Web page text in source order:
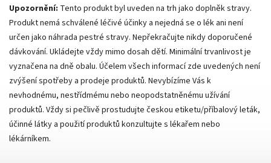
Upozornění: Tento produkt byl uveden na trh jako doplněk stravy.
Produkt nemá schválené léčivé účinky a nejedná se o lék ani není
určen jako náhrada pestré stravy. Nepřekračujte nikdy doporučené
dávkování. Ukládejte vždy mimo dosah dětí. Minimální trvanlivost je
vyznačena na dně obalu. Účelem všech informací zde uvedených není
zvýšení spotřeby a prodeje produktů. Nevybízíme Vás k
nevhodnému, nestřídmému nebo neopodstatněnému užívání
produktů. Vždy si pečlivě prostudujte českou etiketu/příbalový leták,
účinné látky a použití produktů konzultujte s lékařem nebo
lékárníkem.